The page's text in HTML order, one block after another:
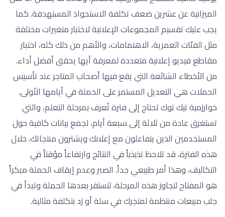
الميزانية عن عشرين ضعف تكلفة الاستحواذ المستهدفة. كما
يجب عليك تقسيم المجموعات الإعلانية لاختبار متغيرات مختلفة
مثل الفئات العمرية، الاهتمامات، والأهم من ذلك كله، اختبار
مقاطع فيديو إعلانية متعددة لمعرفة أيها يحقق أفضل أداء.
من الأخطاء الشائعة التي يقع فيها أصحاب المتاجر عند تأسيس
الحملات هي التعديل المستمر على الحملة في أيامها الأولى.
خوارزمية تيك توك تحتاج إلى فترة تُعرف بمرحلة التعلم، والتي
تستغرق عادة من ثلاثة إلى سبعة أيام، لجمع بيانات كافية حول
المستخدمين الذين يتفاعلون مع إعلانك ويشترون منتجاتك. خلال
هذه الفترة، قد تلاحظ تذبذباً في النتائج وارتفاعاً مؤقتاً في
التكاليف، وهذا أمر طبيعي جداً. الصبر وعدم إيقاف الحملة مبكراً
هو المفتاح لتجاوز هذه المرحلة، لتستقر بعدها الحملة وتبدأ في
جلب مبيعات منتظمة لمتجرك في سلة أو زد بتكلفة مثالية.